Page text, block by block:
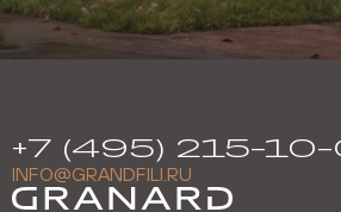
+7 (495) 215-
INFO@GRANDFILI.RU